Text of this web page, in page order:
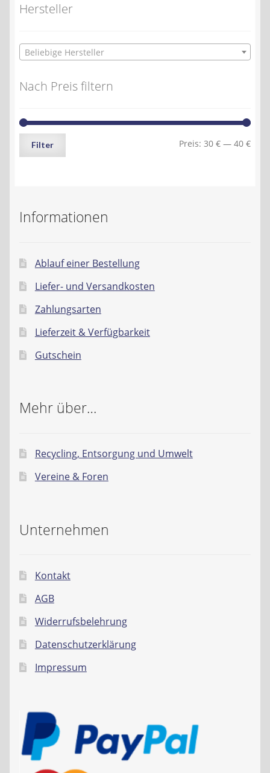
Hersteller
Beliebige Hersteller
Nach Preis filtern
Min.
Max.
Filter Preis: 30 € — 40 €
Informationen
Ablauf einer Bestellung
Liefer- und Versandkosten
Zahlungsarten
Lieferzeit & Verfügbarkeit
Gutschein
Mehr über…
Recycling, Entsorgung und Umwelt
Vereine & Foren
Unternehmen
Kontakt
AGB
Widerrufsbelehrung
Datenschutzerklärung
Impressum